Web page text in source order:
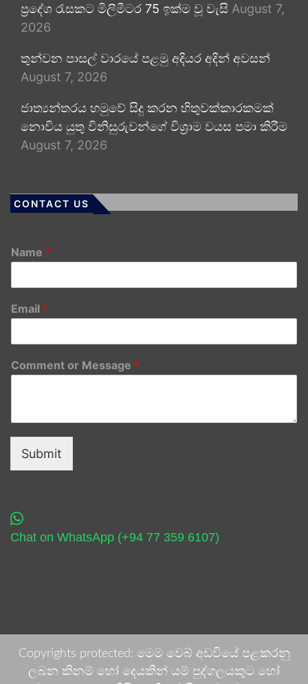
ප්‍රදේශ රැසකට මිලිමීටර 75 ඉක්ම වූ වැසි August 7,
2026
තුන්වන පාසල් වාරයේ පළමු අදියර අදින් අවසන්
August 7, 2026
ජාත්‍යන්තරය හමුවේ සිදු කරන හිතුවක්කාරකමක්
නොවිය යුතු විනිසුරුවන්ගේ විශ්‍රාම වයස පමා කිරීම
August 7, 2026
CONTACT US
Name *
Email *
Comment or Message *
Submit
Chat on WhatsApp (+94 77 359 6107)
Copyrights protected: මෙම වෙබ් අඩවියේ පළකරනු
ලබන කිනම් හෝ දෙයකින් යම් පුද්ගලයකුට හෝ